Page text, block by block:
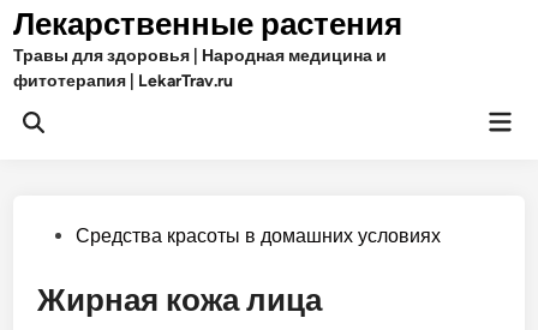
Перейти
содержимому
Лекарственные растения
Травы для здоровья | Народная медицина и
фитотерапия | LekarTrav.ru
Открыть
Опубликовано
Средства красоты в домашних условиях
Жирная кожа лица